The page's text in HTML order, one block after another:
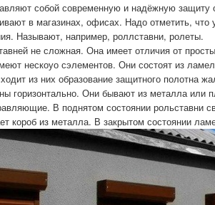
собой современную и надёжную защиту
в магазинах, офисах. Надо отметить, что
Называют, например, роллставни, ролеты.
не сложная. Она имеет отличия от
нескоуо сэлементов. Они состоят из
из них образование защитного полотна
горизонтально. Они бывают из металла или
В поднятом состоянии рольставни
короб из металла. В закрытом состоянии